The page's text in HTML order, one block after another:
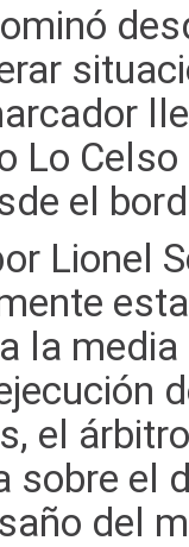
Lo
el
Lionel
la
el
sobre el
del